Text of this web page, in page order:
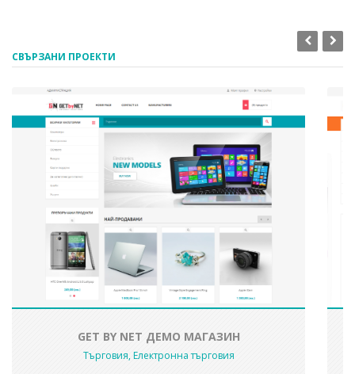
СВЪРЗАНИ ПРОЕКТИ
GET BY NET ДЕМО МАГАЗИН
Търговия, Електронна търговия